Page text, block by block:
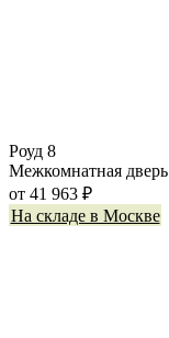
Роуд 8
Межкомнатная дверь
от 41 963 ₽
На складе в Москве